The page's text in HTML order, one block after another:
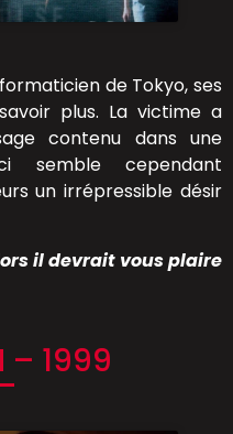
de Tokyo, ses
plus. La victime a
contenu dans une
semble cependant
un irrépressible désir
il devrait vous plaire
– 1999